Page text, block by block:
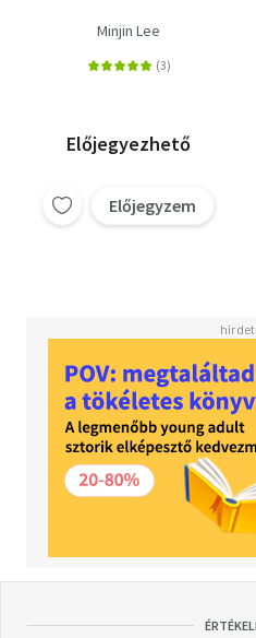
Minjin Lee
Előjegyezhető
Előjegyzem